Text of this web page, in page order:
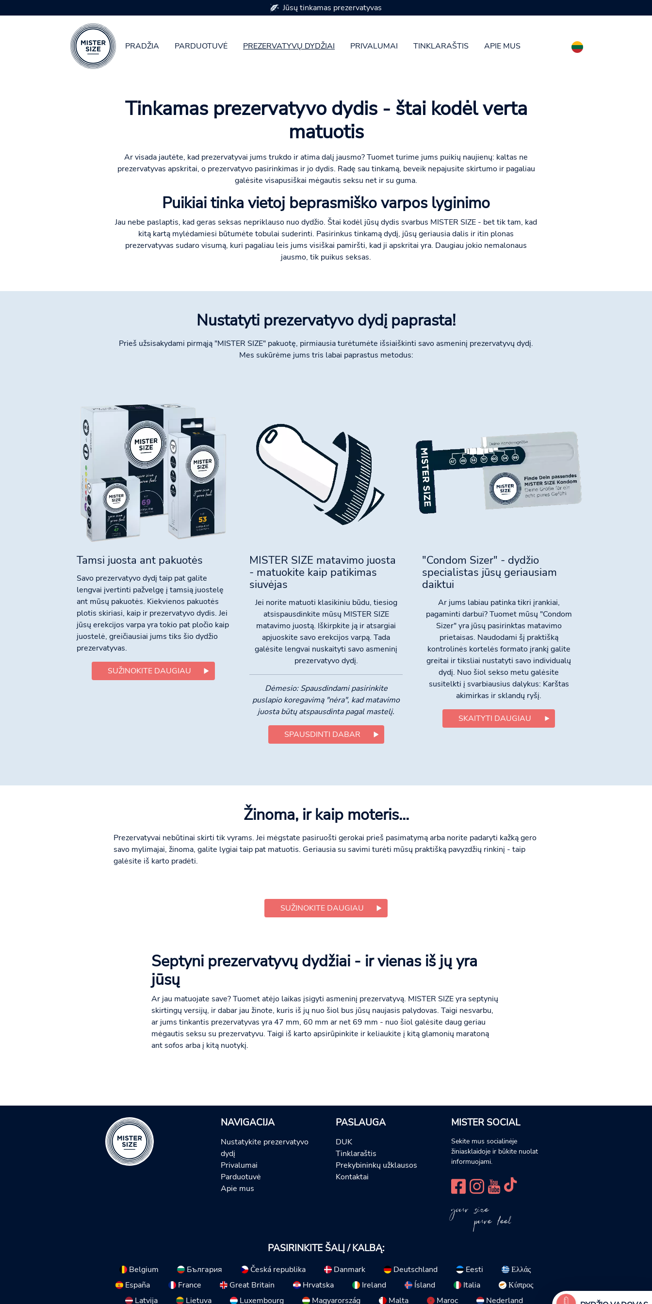
PRADŽIA PARDUOTUVĖ PREZERVATYVŲ DYDŽIAI PRIVALUMAI TINKLARAŠTIS APIE MUS
Jūsų tinkamas prezervatyvas
Tinkamas prezervatyvo dydis - štai kodėl verta
matuotis
Ar visada jautėte, kad prezervatyvai jums trukdo ir atima dalį jausmo? Tuomet turime jums puikių naujienų: kaltas ne
prezervatyvas apskritai, o prezervatyvo pasirinkimas ir jo dydis. Radę sau tinkamą, beveik nepajusite skirtumo ir pagaliau
galėsite visapusiškai mėgautis seksu net ir su guma.
Puikiai tinka vietoj beprasmiško varpos lyginimo
Jau nebe paslaptis, kad geras seksas nepriklauso nuo dydžio. Štai kodėl jūsų dydis svarbus MISTER SIZE - bet tik tam, kad
kitą kartą mylėdamiesi būtumėte tobulai suderinti. Pasirinkus tinkamą dydį, jūsų geriausia dalis ir itin plonas
prezervatyvas sudaro visumą, kuri pagaliau leis jums visiškai pamiršti, kad ji apskritai yra. Daugiau jokio nemalonaus
jausmo, tik puikus seksas.
Nustatyti prezervatyvo dydį paprasta!
Prieš užsisakydami pirmąją "MISTER SIZE" pakuotę, pirmiausia turėtumėte išsiaiškinti savo asmeninį prezervatyvų dydį.
Mes sukūrėme jums tris labai paprastus metodus:
Tamsi juosta ant pakuotės
Savo prezervatyvo dydį taip pat galite
lengvai įvertinti pažvelgę į tamsią juostelę
ant mūsų pakuotės. Kiekvienos pakuotės
plotis skiriasi, kaip ir prezervatyvo dydis. Jei
jūsų erekcijos varpa yra tokio pat pločio kaip
juostelė, greičiausiai jums tiks šio dydžio
prezervatyvas.
SUŽINOKITE DAUGIAU
MISTER SIZE matavimo juosta
- matuokite kaip patikimas
siuvėjas
Jei norite matuoti klasikiniu būdu, tiesiog
atsispausdinkite mūsų MISTER SIZE
matavimo juostą. Iškirpkite ją ir atsargiai
apjuoskite savo erekcijos varpą. Tada
galėsite lengvai nuskaityti savo asmeninį
prezervatyvo dydį.
Dėmesio: Spausdindami pasirinkite
puslapio koregavimą "nėra", kad matavimo
juosta būtų atspausdinta pagal mastelį.
SPAUSDINTI DABAR
"Condom Sizer" - dydžio
specialistas jūsų geriausiam
daiktui
Ar jums labiau patinka tikri įrankiai,
pagaminti darbui? Tuomet mūsų "Condom
Sizer" yra jūsų pasirinktas matavimo
prietaisas. Naudodami šį praktišką
kontrolinės kortelės formato įrankį galite
greitai ir tiksliai nustatyti savo individualų
dydį. Nuo šiol sekso metu galėsite
susitelkti į svarbiausius dalykus: Karštas
akimirkas ir sklandų ryšį.
SKAITYTI DAUGIAU
Žinoma, ir kaip moteris...
Prezervatyvai nebūtinai skirti tik vyrams. Jei mėgstate pasiruošti gerokai prieš pasimatymą arba norite padaryti kažką gero
savo mylimajai, žinoma, galite lygiai taip pat matuotis. Geriausia su savimi turėti mūsų praktišką pavyzdžių rinkinį - taip
galėsite iš karto pradėti.
SUŽINOKITE DAUGIAU
Septyni prezervatyvų dydžiai - ir vienas iš jų yra
jūsų
Ar jau matuojate save? Tuomet atėjo laikas įsigyti asmeninį prezervatyvą. MISTER SIZE yra septynių
skirtingų versijų, ir dabar jau žinote, kuris iš jų nuo šiol bus jūsų naujasis palydovas. Taigi nesvarbu,
ar jums tinkantis prezervatyvas yra 47 mm, 60 mm ar net 69 mm - nuo šiol galėsite daug geriau
mėgautis seksu su prezervatyvu. Taigi iš karto apsirūpinkite ir keliaukite į kitą glamonių maratoną
ant sofos arba į kitą nuotykį.
NAVIGACIJA
Nustatykite prezervatyvo
dydį
Privalumai
Parduotuvė
Apie mus
PASLAUGA
DUK
Tinklaraštis
Prekybininkų užklausos
Kontaktai
MISTER SOCIAL
Sekite mus socialinėje
žiniasklaidoje ir būkite nuolat
informuojami.
your size
pure feel
PASIRINKITE ŠALĮ / KALBĄ:
Belgium България Česká republika Danmark Deutschland Eesti
Ελλάς
España
France Great Britain Hrvatska Ireland Ísland Italia
Κύπρος
Latvija
Lietuva Luxembourg Magyarország Malta Maroc Nederland